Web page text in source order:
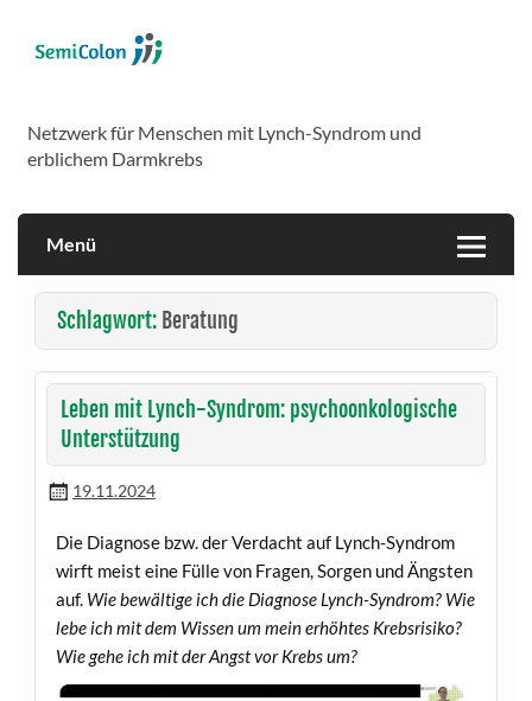
content
Netzwerk für Menschen mit Lynch-Syndrom und
erblichem Darmkrebs
Menü
Schlagwort: Beratung
Leben mit Lynch-Syndrom: psychoonkologische
Unterstützung
19.11.2024
Die Diagnose bzw. der Verdacht auf Lynch-Syndrom
wirft meist eine Fülle von Fragen, Sorgen und Ängsten
auf. Wie bewältige ich die Diagnose Lynch-Syndrom? Wie
lebe ich mit dem Wissen um mein erhöhtes Krebsrisiko?
Wie gehe ich mit der Angst vor Krebs um?